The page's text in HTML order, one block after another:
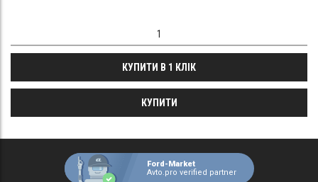
КУПИТИ В 1 КЛІК
КУПИТИ
Ford-Market
Avto.pro verified partner